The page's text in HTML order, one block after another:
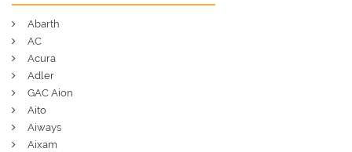
Abarth
AC
Acura
Adler
GAC Aion
Aito
Aiways
Aixam